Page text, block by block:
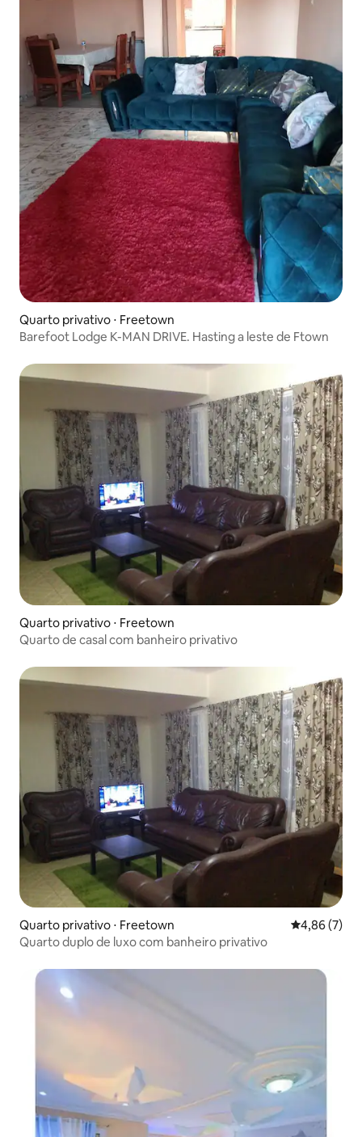
Quarto privativo ⋅ Freetown
Barefoot Lodge K-MAN DRIVE. Hasting a leste de Ftown
Quarto privativo ⋅ Freetown
Quarto de casal com banheiro privativo
Quarto privativo ⋅ Freetown 4,86 de uma
4,86 (7)
Quarto duplo de luxo com banheiro privativo